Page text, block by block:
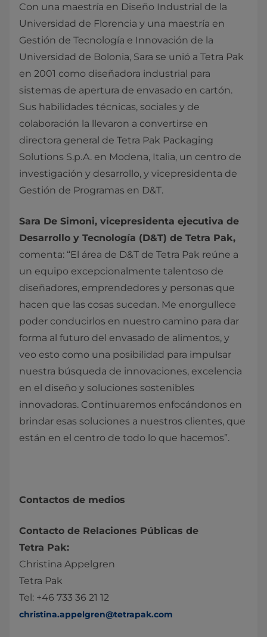
Con una maestría en Diseño Industrial de la
Universidad de Florencia y una maestría en
Gestión de Tecnología e Innovación de la
Universidad de Bolonia, Sara se unió a Tetra Pak
en 2001 como diseñadora industrial para
sistemas de apertura de envasado en cartón.
Sus habilidades técnicas, sociales y de
colaboración la llevaron a convertirse en
directora general de Tetra Pak Packaging
Solutions S.p.A. en Modena, Italia, un centro de
investigación y desarrollo, y vicepresidenta de
Gestión de Programas en D&T.
Sara De Simoni, vicepresidenta ejecutiva de
Desarrollo y Tecnología (D&T) de Tetra Pak,
comenta: “El área de D&T de Tetra Pak reúne a
un equipo excepcionalmente talentoso de
diseñadores, emprendedores y personas que
hacen que las cosas sucedan. Me enorgullece
poder conducirlos en nuestro camino para dar
forma al futuro del envasado de alimentos, y
veo esto como una posibilidad para impulsar
nuestra búsqueda de innovaciones, excelencia
en el diseño y soluciones sostenibles
innovadoras. Continuaremos enfocándonos en
brindar esas soluciones a nuestros clientes, que
están en el centro de todo lo que hacemos”.
Contactos de medios
Contacto de Relaciones Públicas de
Tetra Pak:
Christina Appelgren
Tetra Pak
Tel: +46 733 36 21 12
christina.appelgren@tetrapak.com